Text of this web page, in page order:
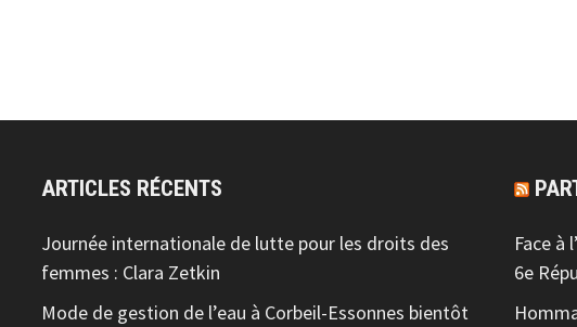
ARTICLES RÉCENTS
Journée internationale de lutte pour les droits des
femmes : Clara Zetkin
Mode de gestion de l’eau à Corbeil-Essonnes bientôt
Face à
6e